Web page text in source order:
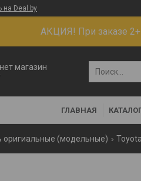
на Deal.by
АКЦИЯ! При заказе 2+
магазин
ГЛАВНАЯ
оригиальные (модельные)